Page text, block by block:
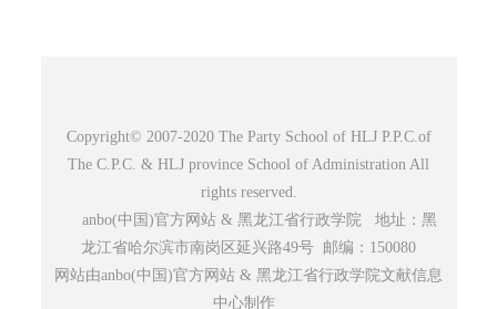
Copyright© 2007-2020 The Party School of HLJ P.P.C.of
The C.P.C. & HLJ province School of Administration All
rights reserved.
anbo(中国)官方网站 & 黑龙江省行政学院 地址：黑
龙江省哈尔滨市南岗区延兴路49号 邮编：150080
网站由anbo(中国)官方网站 & 黑龙江省行政学院文献信息
中心制作